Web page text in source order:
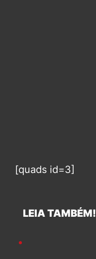
[quads id=3]
LEIA TAMBÉM!